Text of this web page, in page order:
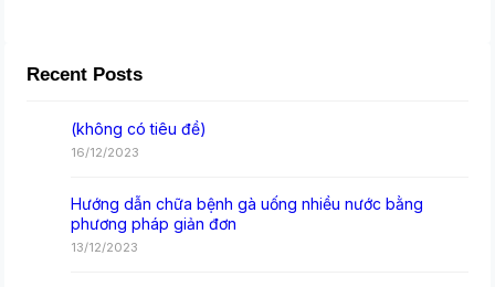
Recent Posts
(không có tiêu đề)
16/12/2023
Hướng dẫn chữa bệnh gà uống nhiều nước bằng
phương pháp giản đơn
13/12/2023